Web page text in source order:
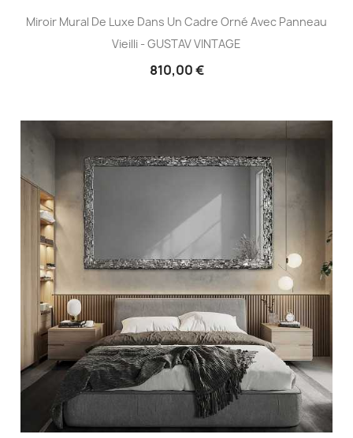
Miroir Mural De Luxe Dans Un Cadre Orné Avec Panneau
Vieilli - GUSTAV VINTAGE
810,00 €